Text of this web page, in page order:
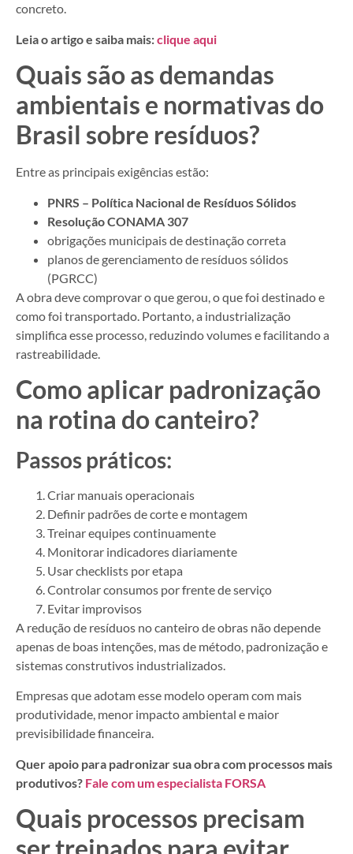
concreto.
Leia o artigo e saiba mais:clique aqui
Quais são as demandas
ambientais e normativas do
Brasil sobre resíduos?
Entre as principais exigências estão:
PNRS – Política Nacional de Resíduos Sólidos
Resolução CONAMA 307
obrigações municipais de destinação correta
planos de gerenciamento de resíduos sólidos
(PGRCC)
A obra deve comprovar o que gerou, o que foi destinado e
como foi transportado. Portanto, a industrialização
simplifica esse processo, reduzindo volumes e facilitando a
rastreabilidade.
Como aplicar padronização
na rotina do canteiro?
Passos práticos:
Criar manuais operacionais
Definir padrões de corte e montagem
Treinar equipes continuamente
Monitorar indicadores diariamente
Usar checklists por etapa
Controlar consumos por frente de serviço
Evitar improvisos
A redução de resíduos no canteiro de obras não depende
apenas de boas intenções, mas de método, padronização e
sistemas construtivos industrializados.
Empresas que adotam esse modelo operam com mais
produtividade, menor impacto ambiental e maior
previsibilidade financeira.
Quer apoio para padronizar sua obra com processos mais
produtivos? Fale com um especialista FORSA
Quais processos precisam